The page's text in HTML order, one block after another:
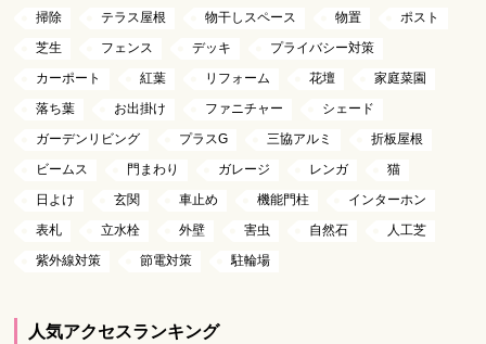
掃除
テラス屋根 物干しスペース 物置
ポスト
芝生
フェンス デッキ
プライバシー対策
カーポート
紅葉 リフォーム 花壇
家庭菜園
落ち葉
お出掛け ファニチャー
シェード
ガーデンリビング
プラスG 三協アルミ
折板屋根
ビームス
門まわり ガレージ レンガ
猫
日よけ
玄関 車止め 機能門柱
インターホン
表札
立水栓 外壁 害虫 自然石
人工芝
紫外線対策
節電対策 駐輪場
人気アクセスランキング